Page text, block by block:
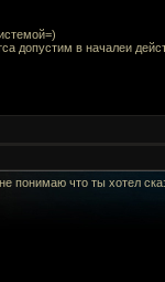
допустим в началеи
понимаю что ты хотел